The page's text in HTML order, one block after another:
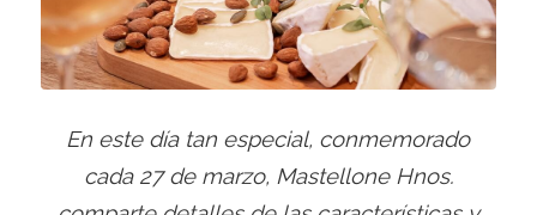
En este día tan especial, conmemorado
cada 27 de marzo, Mastellone Hnos.